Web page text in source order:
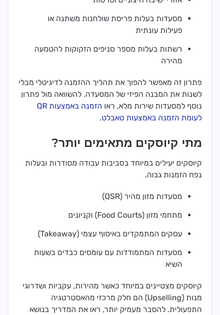
מסעדות בעלות פריסת שולחנות משתנה או
פעילות עונתית
רשתות בעלות מספר סניפים הזקוקות להטמעה
מהירה
פתרון זה מאפשר להפוך את תהליך ההזמנה לדיגיטלי מבלי
לשנות את המבנה הפיזי של המסעדה. להשוואה מול פתרון
נוסף למסעדות שירות מלא, ראו
הזמנה באמצעות QR
לעומת הזמנה באמצעות טאבלט.
מתי קיוסקים מתאימים יותר?
קיוסקים יעילים במיוחד בסביבות עבודה מסודרות ובעלות
נפח הזמנות גבוה.
מסעדות מזון מהיר (QSR)
מתחמי מזון (Food Courts) וקניונים
עסקים המתמקדים באיסוף עצמי (Takeaway)
מסעדות המתמודדות עם עומסים כבדים בשעות
השיא
קיוסקים מצטיינים במיוחד כאשר מהירות, עקביות ושדרוגי
מנות (Upselling) הם חלק מרכזי מהאסטרטגיה
התפעולית. להסבר מעמיק יותר, ראו את המדריך בנושא